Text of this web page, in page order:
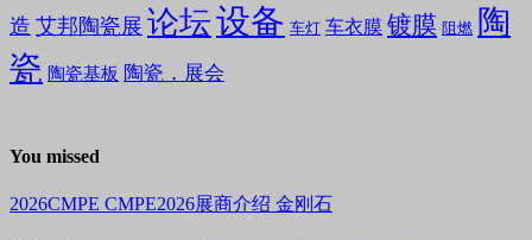
造 艾邦陶瓷展 论坛设备 车灯 车衣膜 镀膜 阻燃 陶
瓷 陶瓷基板 陶瓷，展会
You missed
2026CMPE CMPE2026展商介绍 金刚石